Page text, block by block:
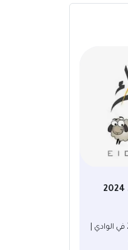
موعد صلاة عيد الأضحى 2024
موعد صلاة عيد الأضحى 2024 في الوادي |